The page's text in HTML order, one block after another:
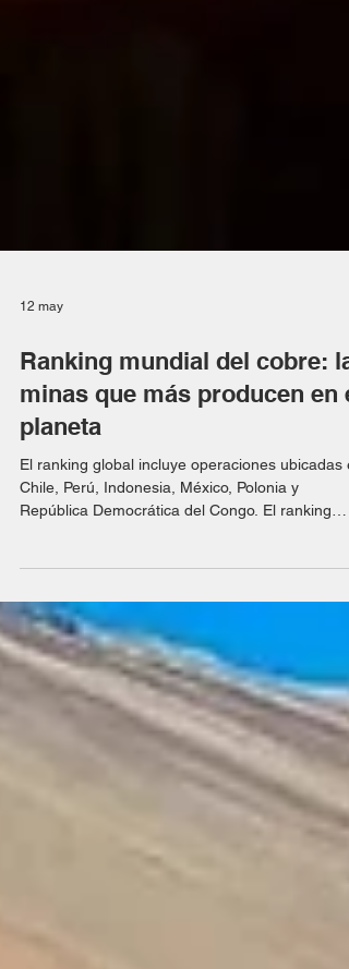
12 may
Ranking mundial del cobre:
minas que más producen en el
planeta
El ranking global incluye operaciones ubicadas
principales operaciones cupríferas del planeta
según producción correspondiente a 2025. En
conjunto, las diez mayores minas produjeron 4,9
millones de toneladas de cobre, equivalentes a
más de una quinta parte de la producción
global. Chile y Perú dominan el listado, aunque
también aparecen operacio